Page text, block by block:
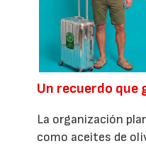
Un recuerdo que
La organización
como aceites de